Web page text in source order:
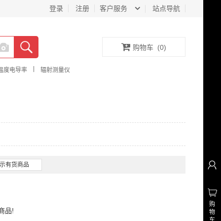
客户服务 站点导航
登录 注册
度电导率 辐射测量仪
购物车 (0)
有货商品
品!
购
物